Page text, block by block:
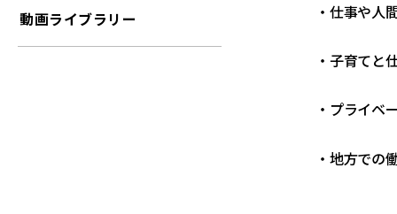
・仕事や人
・子育てと
・プライベ
・地方で
動画ライブラリー